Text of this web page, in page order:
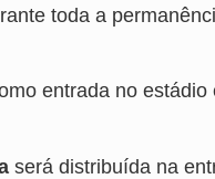
toda a
entrada no
será distribuída na